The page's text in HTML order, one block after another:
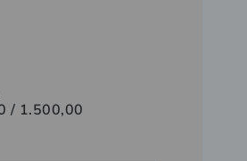
/ 1.500,00